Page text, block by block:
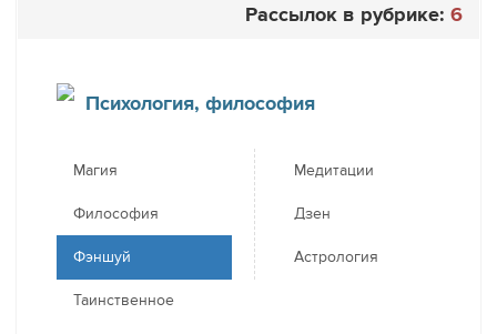
Рассылок в рубрике: 6
Психология, философия
Магия
Философия
Фэншуй
Таинственное
Медитации
Дзен
Астрология